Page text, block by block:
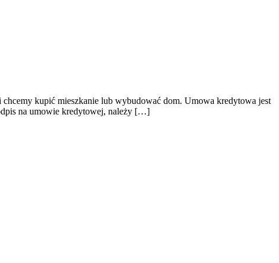
chcemy kupić mieszkanie lub wybudować dom. Umowa kredytowa jest
na umowie kredytowej, należy […]